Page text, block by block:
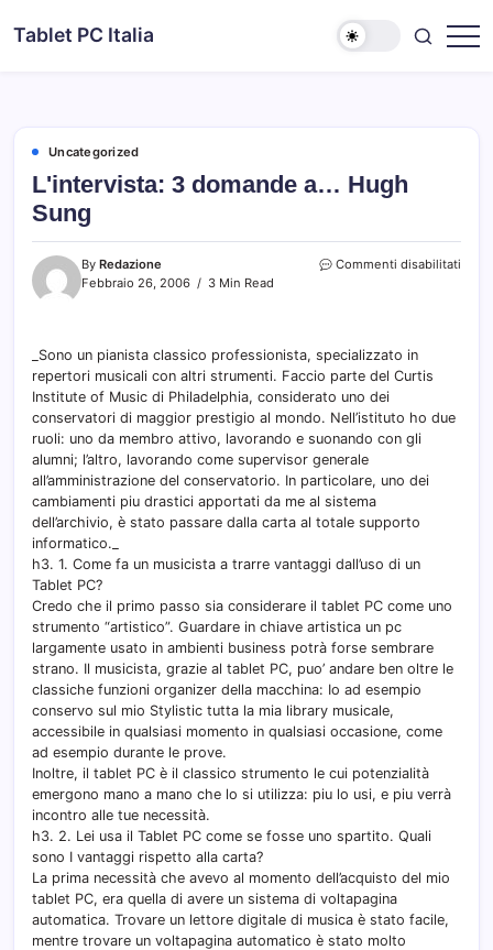
toTablet PC Italia
Uncategorized
L'intervista: 3 domande a… Hugh
Sung
By Redazione
Febbraio 26, 2006
3 Min Read
Commenti disabilitati
_Sono un pianista classico professionista, specializzato in
repertori musicali con altri strumenti. Faccio parte del Curtis
Institute of Music di Philadelphia, considerato uno dei
conservatori di maggior prestigio al mondo. Nell’istituto ho due
ruoli: uno da membro attivo, lavorando e suonando con gli
alumni; l’altro, lavorando come supervisor generale
all’amministrazione del conservatorio. In particolare, uno dei
cambiamenti piu drastici apportati da me al sistema
dell’archivio, è stato passare dalla carta al totale supporto
informatico._
h3. 1. Come fa un musicista a trarre vantaggi dall’uso di un
Tablet PC?
Credo che il primo passo sia considerare il tablet PC come uno
strumento “artistico”. Guardare in chiave artistica un pc
largamente usato in ambienti business potrà forse sembrare
strano. Il musicista, grazie al tablet PC, puo’ andare ben oltre le
classiche funzioni organizer della macchina: Io ad esempio
conservo sul mio Stylistic tutta la mia library musicale,
accessibile in qualsiasi momento in qualsiasi occasione, come
ad esempio durante le prove.
Inoltre, il tablet PC è il classico strumento le cui potenzialità
emergono mano a mano che lo si utilizza: piu lo usi, e piu verrà
incontro alle tue necessità.
h3. 2. Lei usa il Tablet PC come se fosse uno spartito. Quali
sono I vantaggi rispetto alla carta?
La prima necessità che avevo al momento dell’acquisto del mio
tablet PC, era quella di avere un sistema di voltapagina
automatica. Trovare un lettore digitale di musica è stato facile,
mentre trovare un voltapagina automatico è stato molto